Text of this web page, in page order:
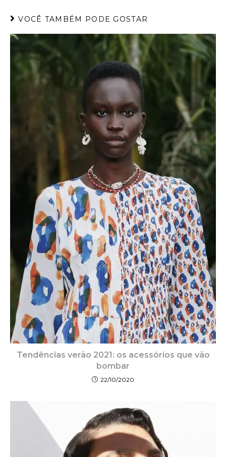
VOCÊ TAMBÉM PODE GOSTAR
Tendências verão 2021: os acessórios que vão
bombar
22/10/2020